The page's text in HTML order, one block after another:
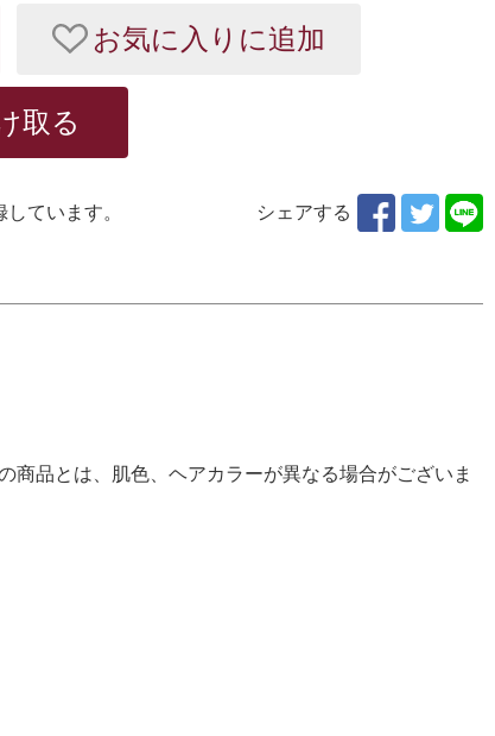
お気に入りに追加
取る
ています。 シェアする
商品とは、肌色、ヘアカラーが異なる場合がございま